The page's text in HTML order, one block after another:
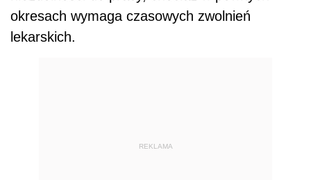
okresach wymaga czasowych zwolnień
lekarskich.
REKLAMA